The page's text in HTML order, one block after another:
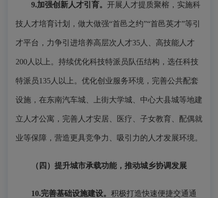
9.加强创新人才引育。 开展人才提质聚榕，实施科
技人才培育计划，做大做强“首邑之约”“首邑英才”等引
才平台，力争引进培养高层次人才35人、高技能人才
200人以上。持续优化科技特派员队伍结构，选任科技
特派员135人以上。优化创业服务环境，完善公共配套
设施，在东南汽车城、上街大学城、中心大县城等地建
立人才公寓，完善人才安居、医疗、子女教育、配偶就
业等保障，营造更具竞争力、吸引力的人才发展环境。
（四） 提升城市承载功能， 推动城乡协调发展
10.完善基础设施建设。 积极打造快速便捷交通通